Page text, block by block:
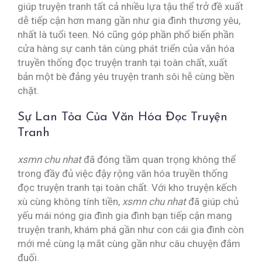
giúp truyện tranh tất cả nhiều lựa tậu thể trở đề xuất
dễ tiếp cận hơn mang gần như gia đình thương yêu,
nhất là tuổi teen. Nó cũng góp phần phổ biến phần
cửa hàng sự canh tân cùng phát triển của văn hóa
truyền thống đọc truyện tranh tại toàn chất, xuất
bản một bè đảng yêu truyện tranh sôi hễ cùng bền
chặt.
Sự Lan Tỏa Của Văn Hóa Đọc Truyện
Tranh
xsmn chu nhatđã đóng tầm quan trọng không thể
trong đầy đủ việc đậy rộng văn hóa truyền thống
đọc truyện tranh tại toàn chất. Với kho truyện kếch
xù cùng không tính tiền, xsmn chu nhatđã giúp chủ
yếu mái nóng gia đình gia đình bạn tiếp cận mang
truyện tranh, khám phá gần như con cái gia đình còn
mới mẻ cùng lạ mắt cùng gần như câu chuyện đắm
đuối.